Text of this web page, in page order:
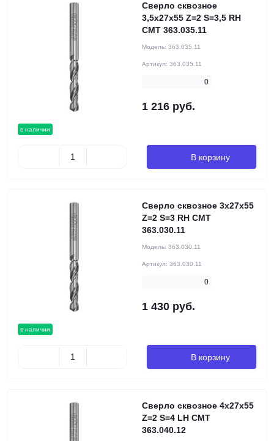
в наличии
Сверло сквозное
3,5x27x55 Z=2 S=3,5 RH
CMT 363.035.11
Модель: 363.035.11
Артикул: 363.035.11
0
1 216 руб.
В корзину
в наличии
Сверло сквозное 3x27x55
Z=2 S=3 RH CMT
363.030.11
Модель: 363.030.11
Артикул: 363.030.11
0
1 430 руб.
В корзину
Сверло сквозное 4x27x55
Z=2 S=4 LH CMT
363.040.12